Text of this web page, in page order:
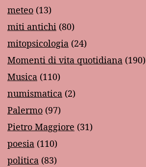
meteo (13)
miti antichi (80)
mitopsicologia (24)
Momenti di vita quotidiana (190)
Musica (110)
numismatica (2)
Palermo (97)
Pietro Maggiore (31)
poesia (110)
politica (83)